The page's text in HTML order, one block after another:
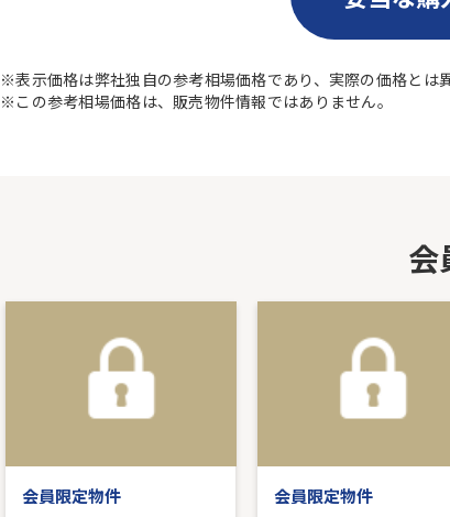
※表示価格は弊社独自の参考相場価格であり、実際の価格とは異
※この参考相場価格は、販売物件情報ではありません。
会
会員限定物件 会員限定物件